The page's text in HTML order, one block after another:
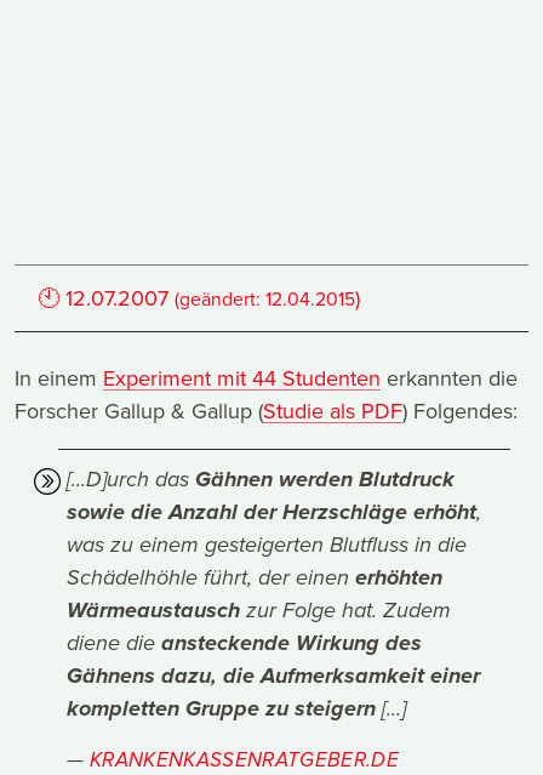
🕙12.07.2007 (geändert:12.04.2015)
In einem Experiment mit 44 Studenten erkannten die
Forscher Gallup & Gallup (Studie als PDF) Folgendes:
[...D]urch dasGähnen werden Blutdruck
sowie die Anzahl der Herzschläge erhöht,
was zu einem gesteigerten Blutfluss in die
Schädelhöhle führt, der einenerhöhten
Wärmeaustausch zur Folge hat. Zudem
diene dieansteckende Wirkung des
Gähnens dazu, die Aufmerksamkeit einer
kompletten Gruppe zu steigern[...]
KRANKENKASSENRATGEBER.DE